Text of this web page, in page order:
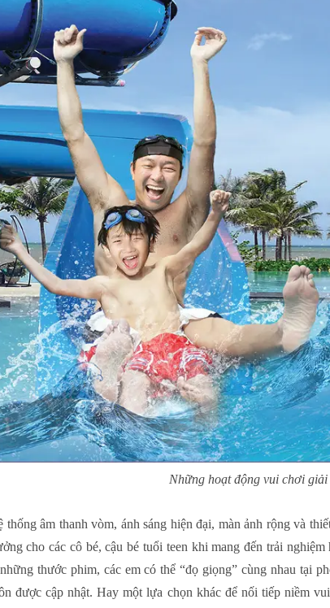
Những hoạt động vui chơi
thống âm thanh vòm, ánh sáng hiện đại, màn ảnh rộng và
cho các cô bé, cậu bé tuổi teen khi mang đến trải
thước phim, các em có thể “đọ giọng” cùng nhau tại
được cập nhật. Hay một lựa chọn khác để nối tiếp niềm